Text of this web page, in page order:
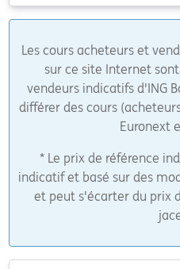
Les cours acheteurs et
sur ce site Internet
vendeurs indicatifs d'ING
différer des cours
Euronext
* Le prix de référence
indicatif et basé sur des
et peut s'écarter du prix